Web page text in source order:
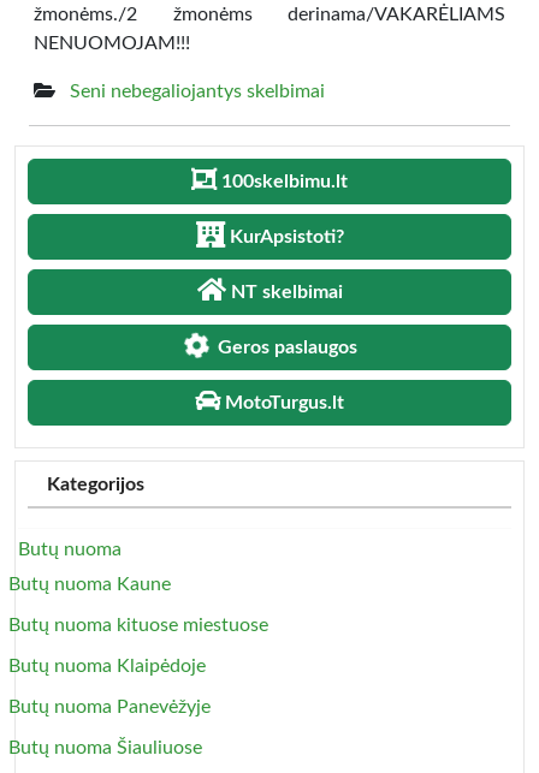
žmonėms./2 žmonėms derinama/VAKARĖLIAMS
NENUOMOJAM!!!
Seni nebegaliojantys skelbimai
100skelbimu.lt
KurApsistoti?
NT skelbimai
Geros paslaugos
MotoTurgus.lt
Kategorijos
Butų nuoma
Butų nuoma Kaune
Butų nuoma kituose miestuose
Butų nuoma Klaipėdoje
Butų nuoma Panevėžyje
Butų nuoma Šiauliuose